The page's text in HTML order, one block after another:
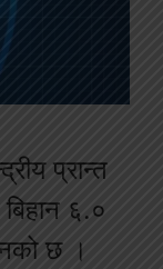
प्रान्त
बिहान ६.०
छ ।